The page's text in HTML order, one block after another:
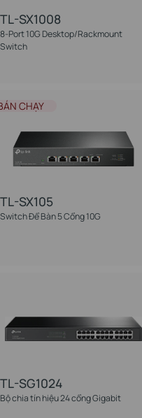
TL-SX1008
8-Port 10G Desktop/Rackmount
Switch
CHẠY
TL-SX105
Switch Để Bàn 5 Cổng 10G
TL-SG1024
Bộ chia tín hiệu 24 cổng Gigabit